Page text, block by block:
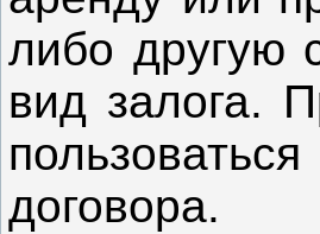
либо другую
вид залога.
договора.